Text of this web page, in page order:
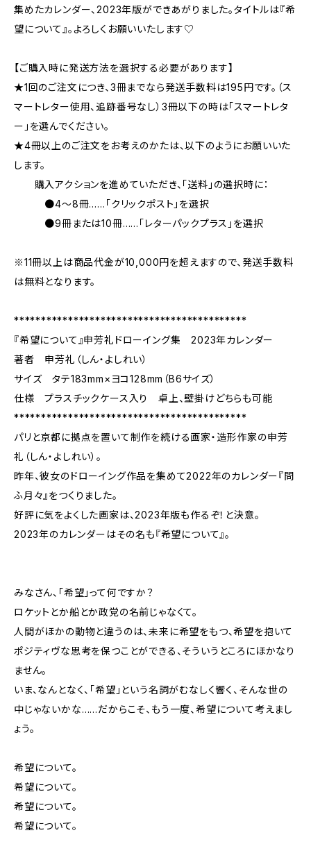
集めたカレンダー、2023年版ができあがりました。タイトルは『希
望について』。よろしくお願いいたします♡
【ご購入時に発送方法を選択する必要があります】
★1回のご注文につき、3冊までなら発送手数料は195円です。（ス
マートレター使用、追跡番号なし）3冊以下の時は「スマートレタ
ー」を選んでください。
★4冊以上のご注文をお考えのかたは、以下のようにお願いいた
します。
購入アクションを進めていただき、「送料」の選択時に：
●4～8冊……「クリックポスト」を選択
●9冊または10冊……「レターパックプラス」を選択
※11冊以上は商品代金が10,000円を超えますので、発送手数料
は無料となります。
*******************************************
『希望について』申芳礼ドローイング集 2023年カレンダー
著者 申芳礼（しん・よしれい）
サイズ タテ183mm×ヨコ128mm（B6サイズ）
仕様 プラスチックケース入り 卓上、壁掛けどちらも可能
*******************************************
パリと京都に拠点を置いて制作を続ける画家・造形作家の申芳
礼（しん・よしれい）。
昨年、彼女のドローイング作品を集めて2022年のカレンダー『問
ふ月々』をつくりました。
好評に気をよくした画家は、2023年版も作るぞ！と決意。
2023年のカレンダーはその名も『希望について』。
みなさん、「希望」って何ですか？
ロケットとか船とか政党の名前じゃなくて。
人間がほかの動物と違うのは、未来に希望をもつ、希望を抱いて
ポジティヴな思考を保つことができる、そういうところにほかなり
ません。
いま、なんとなく、「希望」という名詞がむなしく響く、そんな世の
中じゃないかな……だからこそ、もう一度、希望について考えまし
ょう。
希望について。
希望について。
希望について。
希望について。